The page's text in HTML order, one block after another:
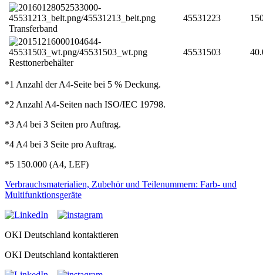
Transferband
45531223
Resttonerbehälter
45531503
*1 Anzahl der A4-Seite bei 5 % Deckung.
*2 Anzahl A4-Seiten nach ISO/IEC 19798.
*3 A4 bei 3 Seiten pro Auftrag.
*4 A4 bei 3 Seite pro Auftrag.
*5 150.000 (A4, LEF)
Verbrauchsmaterialien, Zubehör und Teilenummern: Farb- und
Multifunktionsgeräte
OKI Deutschland kontaktieren
OKI Deutschland kontaktieren